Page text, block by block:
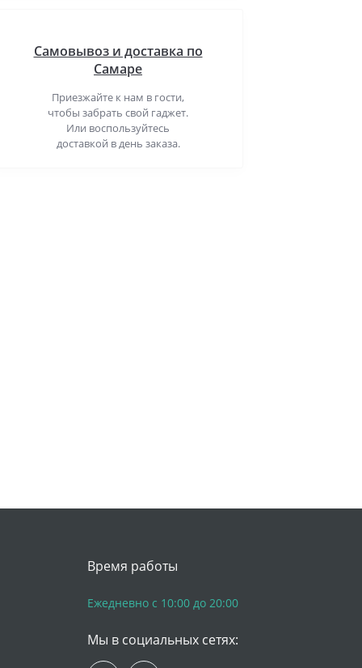
Самовывоз и доставка по
Самаре
Приезжайте к нам в гости,
чтобы забрать свой гаджет.
Или воспользуйтесь
доставкой в день заказа.
Время работы
Ежедневно с 10:00 до 20:00
Мы в социальных сетях: